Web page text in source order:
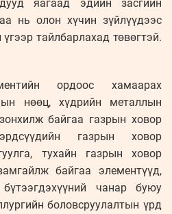
яагаад эдийн засгийн
нь олон хүчин зүйлүүдээс
тайлбарлахад төвөгтэй.
ордоос хамаарах
нөөц, хүдрийн металлын
байгаа газрын ховор
газрын ховор
тухайн газрын ховор
байгаа элементүүд,
чанар буюу
боловсруулалтын үрд